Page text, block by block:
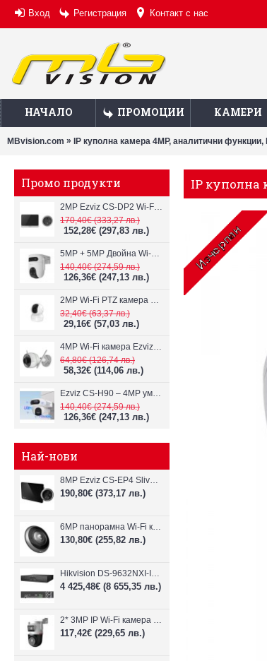
Вход Регистрация Контакт с нас
НАЧАЛО ПРОМОЦИИ КАМЕРИ
MBvision.com » IP куполна камера 4MP, аналитични
Промо продукти
2MP Ezviz CS-DP2 Wi-Fi видеодомофон
170,40€(333,27 лв.)
152,28€ (297,83 лв.)
5MP + 5MP Двойна Wi-Fi IP камера с два обектива Ezviz CS-H9c
140,40€(274,59 лв.)
126,36€ (247,13 лв.)
2MP Wi-Fi PTZ камерa с микрофон и говорител Ezviz CS-TY1
32,40€(63,37 лв.)
29,16€ (57,03 лв.)
4MP Wi-Fi камерa Ezviz CS-H3c с микрофон и говорител
64,80€(126,74 лв.)
58,32€ (114,06 лв.)
Ezviz CS-H90 – 4MP умна Wi-Fi камера, два обектива и цветен нощен
140,40€(274,59 лв.)
126,36€ (247,13 лв.)
Най-нови
8MP Ezviz CS-EP4 Sliver Wi-Fi видеодомофон
190,80€ (373,17 лв.)
6MP панорамна Wi-Fi камерa Ezviz CS-E4p
130,80€ (255,82 лв.)
Hikvision DS-9632NXI-I8/VPro – 32-канален NVR с интелигентен AI анализ
4 425,48€ (8 655,35 лв.)
2* 3MP IP Wi-Fi камера Dahua P3D-3F-PV-P-0280B/0600B-PRO
117,42€ (229,65 лв.)
IP куполна